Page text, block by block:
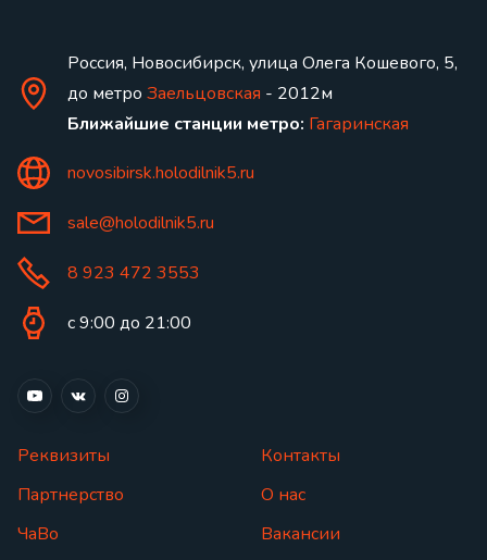
Россия, Новосибирск, улица Олега Кошевого, 5,
до метро Заельцовская - 2012м
Ближайшие станции метро: Гагаринская
novosibirsk.holodilnik5.ru
sale@holodilnik5.ru
8 923 472 3553
с 9:00 до 21:00
Реквизиты
Партнерство
ЧаВо
Контакты
О нас
Вакансии